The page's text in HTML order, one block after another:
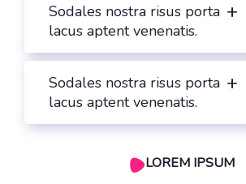
Sodales nostra risus porta
lacus aptent venenatis.
Sodales nostra risus porta
lacus aptent venenatis.
LOREM IPSUM